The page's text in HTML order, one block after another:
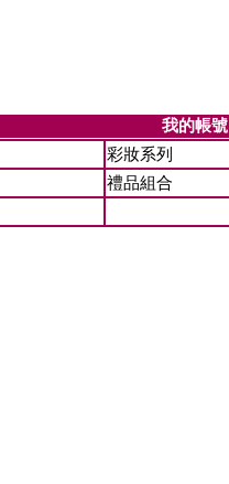
我的帳號
彩妝系列
禮品組合